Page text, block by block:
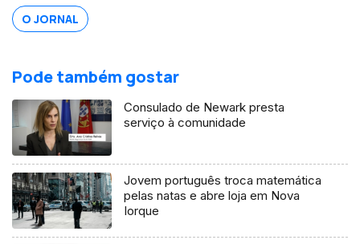
O JORNAL
Pode também gostar
Consulado de Newark presta
serviço à comunidade
Jovem português troca matemática
pelas natas e abre loja em Nova
Iorque